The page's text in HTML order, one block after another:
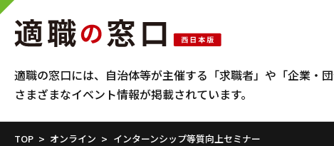
適職の窓口には、自治体等が主催する 「求職者」や「企業・
さまざまなイベント情報が掲載されています。
TOP オンライン インターンシップ等質向上セミナー